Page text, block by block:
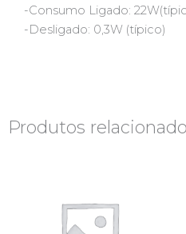
-Consumo Ligado:
-Desligado: 0,3W (típico)
Produtos